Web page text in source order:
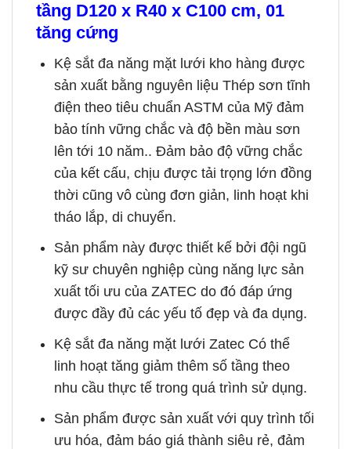
tầng D120 x R40 x C100 cm, 01
tăng cứng
Kệ sắt đa năng mặt lưới kho hàng được
sản xuất bằng nguyên liệu Thép sơn tĩnh
điện theo tiêu chuẩn ASTM của Mỹ đảm
bảo tính vững chắc và độ bền màu sơn
lên tới 10 năm.. Đảm bảo độ vững chắc
của kết cấu, chịu được tải trọng lớn đồng
thời cũng vô cùng đơn giản, linh hoạt khi
tháo lắp, di chuyển.
Sản phẩm này được thiết kế bởi đội ngũ
kỹ sư chuyên nghiệp cùng năng lực sản
xuất tối ưu của ZATEC do đó đáp ứng
được đầy đủ các yếu tố đẹp và đa dụng.
Kệ sắt đa năng mặt lưới Zatec Có thể
linh hoạt tăng giảm thêm số tầng theo
nhu cầu thực tế trong quá trình sử dụng.
Sản phẩm được sản xuất với quy trình tối
ưu hóa, đảm báo giá thành siêu rẻ, đảm